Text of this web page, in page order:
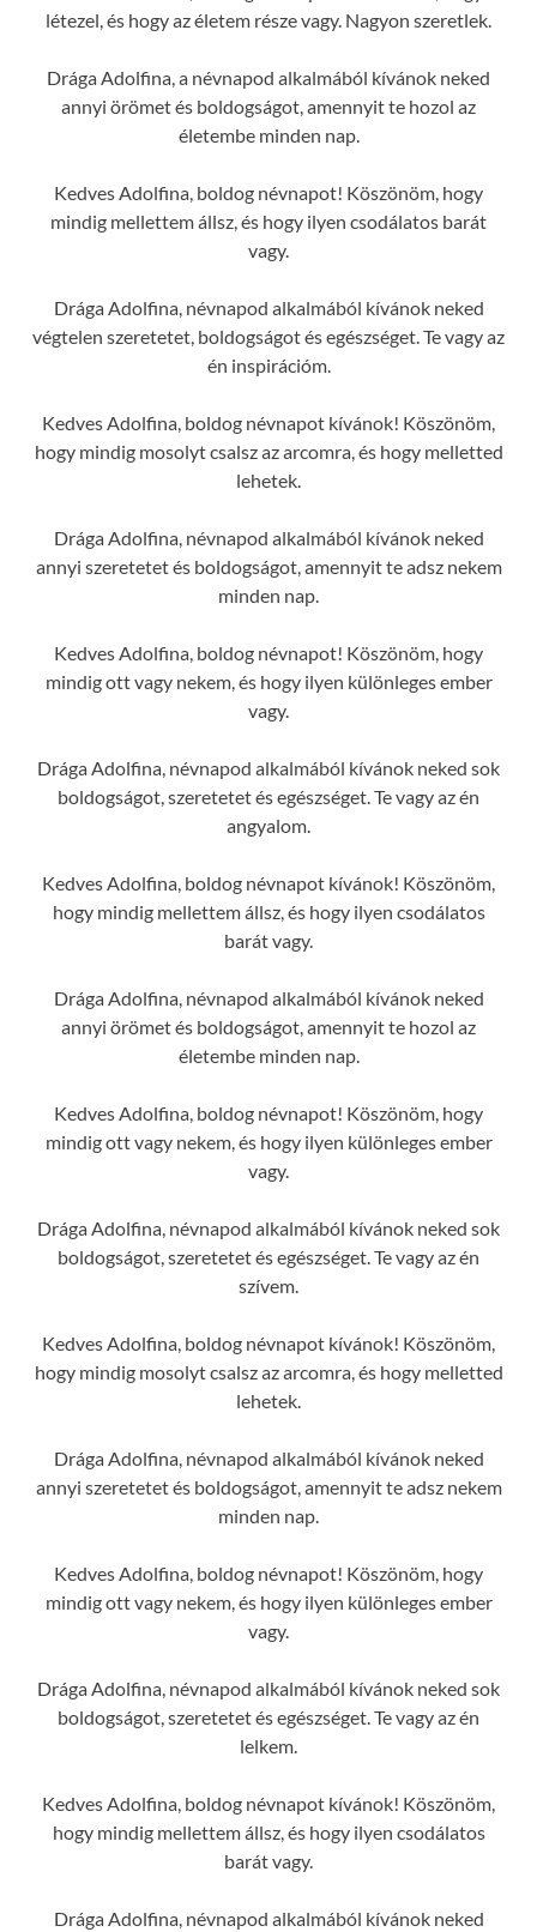
létezel, és hogy az életem része vagy. Nagyon szeretlek.
Drága Adolfina, a névnapod alkalmából kívánok neked
annyi örömet és boldogságot, amennyit te hozol az
életembe minden nap.
Kedves Adolfina, boldog névnapot! Köszönöm, hogy
mindig mellettem állsz, és hogy ilyen csodálatos barát
vagy.
Drága Adolfina, névnapod alkalmából kívánok neked
végtelen szeretetet, boldogságot és egészséget. Te vagy az
én inspirációm.
Kedves Adolfina, boldog névnapot kívánok! Köszönöm,
hogy mindig mosolyt csalsz az arcomra, és hogy melletted
lehetek.
Drága Adolfina, névnapod alkalmából kívánok neked
annyi szeretetet és boldogságot, amennyit te adsz nekem
minden nap.
Kedves Adolfina, boldog névnapot! Köszönöm, hogy
mindig ott vagy nekem, és hogy ilyen különleges ember
vagy.
Drága Adolfina, névnapod alkalmából kívánok neked sok
boldogságot, szeretetet és egészséget. Te vagy az én
angyalom.
Kedves Adolfina, boldog névnapot kívánok! Köszönöm,
hogy mindig mellettem állsz, és hogy ilyen csodálatos
barát vagy.
Drága Adolfina, névnapod alkalmából kívánok neked
annyi örömet és boldogságot, amennyit te hozol az
életembe minden nap.
Kedves Adolfina, boldog névnapot! Köszönöm, hogy
mindig ott vagy nekem, és hogy ilyen különleges ember
vagy.
Drága Adolfina, névnapod alkalmából kívánok neked sok
boldogságot, szeretetet és egészséget. Te vagy az én
szívem.
Kedves Adolfina, boldog névnapot kívánok! Köszönöm,
hogy mindig mosolyt csalsz az arcomra, és hogy melletted
lehetek.
Drága Adolfina, névnapod alkalmából kívánok neked
annyi szeretetet és boldogságot, amennyit te adsz nekem
minden nap.
Kedves Adolfina, boldog névnapot! Köszönöm, hogy
mindig ott vagy nekem, és hogy ilyen különleges ember
vagy.
Drága Adolfina, névnapod alkalmából kívánok neked sok
boldogságot, szeretetet és egészséget. Te vagy az én
lelkem.
Kedves Adolfina, boldog névnapot kívánok! Köszönöm,
hogy mindig mellettem állsz, és hogy ilyen csodálatos
barát vagy.
Drága Adolfina, névnapod alkalmából kívánok neked